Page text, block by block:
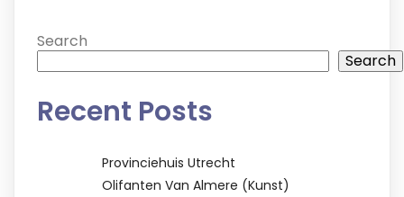
Search
Search
Recent Posts
Provinciehuis Utrecht
Olifanten Van Almere (kunst)